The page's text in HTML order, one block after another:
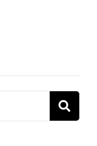
Zoeken
naar: